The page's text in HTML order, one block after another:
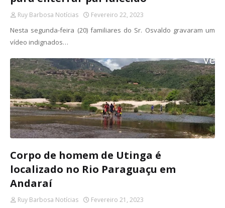
Ruy Barbosa Notícias Fevereiro 22, 2023
Nesta segunda-feira (20) familiares do Sr. Osvaldo gravaram um
vídeo indignados…
Corpo de homem de Utinga é
localizado no Rio Paraguaçu em
Andaraí
Ruy Barbosa Notícias Fevereiro 21, 2023